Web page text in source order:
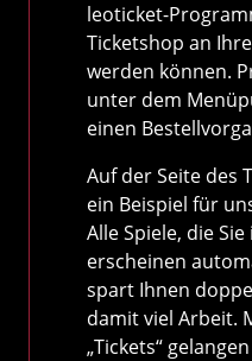
leoticket-
Ticketshop an
werden können.
unter dem
einen
Auf der Seite des
ein Beispiel für
Alle Spiele, die
erscheinen
spart Ihnen
damit viel Arbeit.
„Tickets“